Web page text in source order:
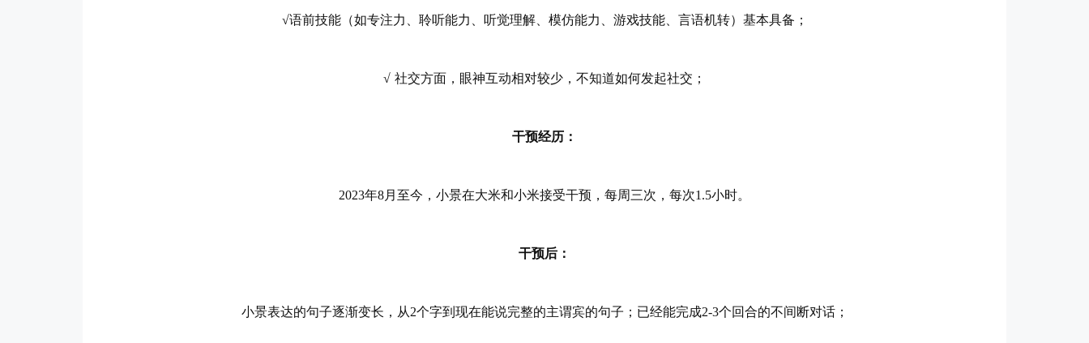
√语前技能（如专注力、聆听能力、听觉理解、模仿能力、游戏技能、言语机转）基本具备；
√ 社交方面，眼神互动相对较少，不知道如何发起社交；
干预经历：
2023年8月至今，小景在大米和小米接受干预，每周三次，每次1.5小时。
干预后：
小景表达的句子逐渐变长，从2个字到现在能说完整的主谓宾的句子；已经能完成2-3个回合的不间断对话；